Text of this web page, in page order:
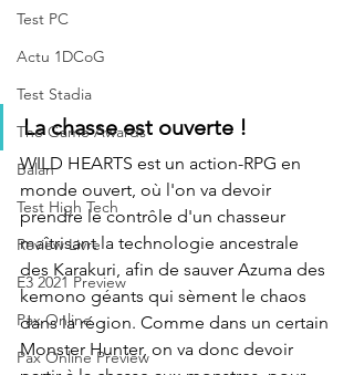
Test PC
Actu 1DCoG
Test Stadia
The Game Awards
Balan
Test High Tech
Review Livre
E3 2021 Preview
Pax Online
Pax Online Preview
La chasse est ouverte !
WILD HEARTS est un action-RPG en
monde ouvert, où l'on va devoir
prendre le contrôle d'un chasseur
maîtrisant la technologie ancestrale
des Karakuri, afin de sauver Azuma des
kemono géants qui sèment le chaos
dans la région. Comme dans un certain
Monster Hunter, on va donc devoir